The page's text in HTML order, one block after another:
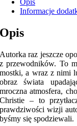
Opis
Informacje
Opis
Autorka raz jeszcze
z przewodników. To
mostki, a wraz z nimi
obraz świata
mroczna atmosfera,
Christie – to
prawdziwości wizji
byśmy się spodziewali.